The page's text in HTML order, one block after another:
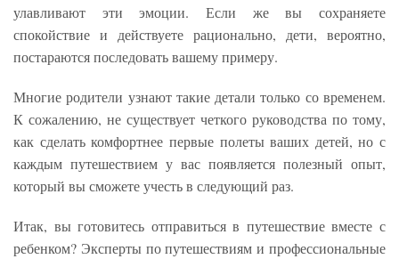
улавливают эти эмоции. Если же вы сохраняете
спокойствие и действуете рационально, дети, вероятно,
постараются последовать вашему примеру.
Многие родители узнают такие детали только со временем.
К сожалению, не существует четкого руководства по тому,
как сделать комфортнее первые полеты ваших детей, но с
каждым путешествием у вас появляется полезный опыт,
который вы сможете учесть в следующий раз.
Итак, вы готовитесь отправиться в путешествие вместе с
ребенком? Эксперты по путешествиям и профессиональные